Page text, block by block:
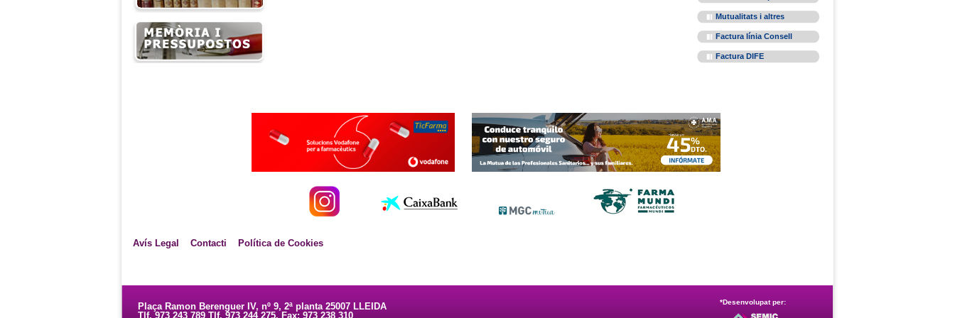
Mutualitats i altres
Factura línia Consell
Factura DIFE
Avís Legal Contacti Política de Cookies
Plaça Ramon Berenguer IV, nº 9, 2ª planta 25007 LLEIDA
Tlf. 973 243 789 Tlf. 973 244 275. Fax: 973 238 310
*Desenvolupat per: